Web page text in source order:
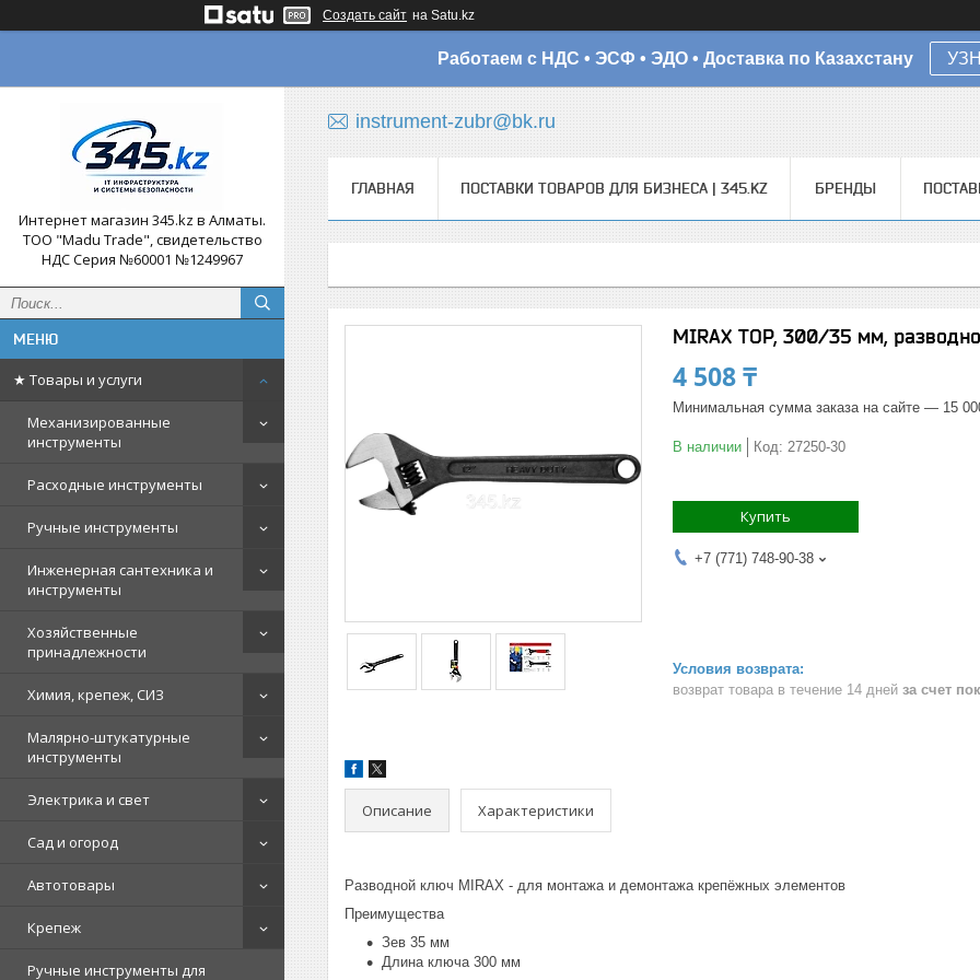
Создать сайт на Satu.kz
Работаем с НДС • ЭСФ • ЭДО • Доставка по Казахстану
Интернет магазин 345.kz в Алматы.
ТОО "Madu Trade", свидетельство
НДС Серия №60001 №1249967
★ Товары и услуги
Механизированные
инструменты
Расходные инструменты
Ручные инструменты
Инженерная сантехника и
инструменты
Хозяйственные
принадлежности
Химия, крепеж, СИЗ
Малярно-штукатурные
инструменты
Электрика и свет
Сад и огород
Автотовары
Крепеж
Ручные инструменты для
instrument-zubr@bk.ru
ГЛАВНАЯ ПОСТАВКИ ТОВАРОВ ДЛЯ БИЗНЕСА | 345.KZ БРЕНДЫ
MIRAX TOP, 300/35 мм,
4 508 ₸
Минимальная сумма заказа на сайте — 15
В наличии Код: 27250-30
Купить
+7 (771) 748-90-38
возврат товара в течение 14 дней за счет
Описание Характеристики
Разводной ключ MIRAX - для монтажа и демонтажа крепёжных элементов
Преимущества
Зев 35 мм
Длина ключа 300 мм